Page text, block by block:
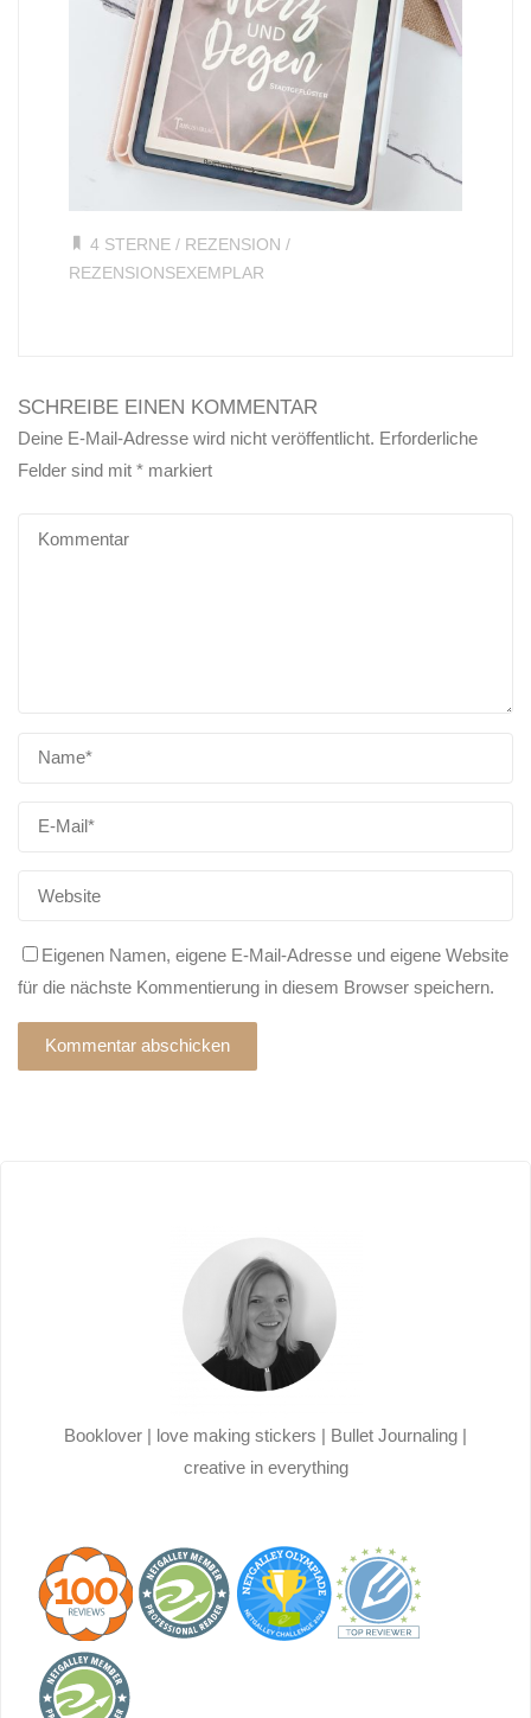
4 STERNE/ REZENSION /
REZENSIONSEXEMPLAR
SCHREIBE EINEN KOMMENTAR
Deine E-Mail-Adresse wird nicht veröffentlicht. Erforderliche
Felder sind mit* markiert
Eigenen Namen, eigene E-Mail-Adresse und eigene Website
für die nächste Kommentierung in diesem Browser speichern.
Booklover | love making stickers | Bullet Journaling |
creative in everything